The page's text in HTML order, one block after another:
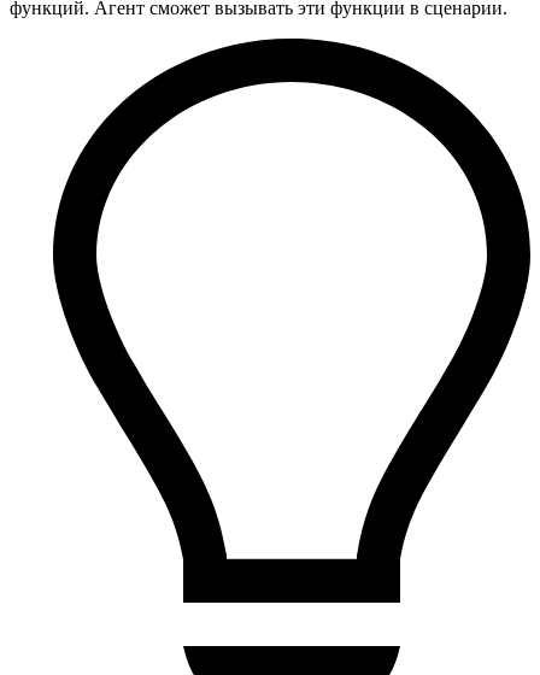
функций. Агент сможет вызывать эти функции в сценарии.